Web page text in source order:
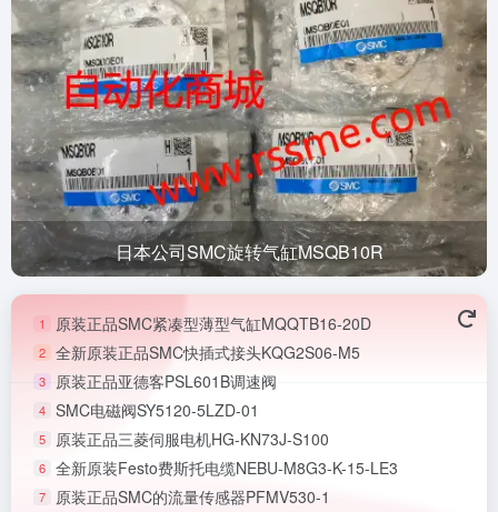
日本公司SMC旋转气缸MSQB10R
1 原装正品SMC紧凑型薄型气缸MQQTB16-20D
2 全新原装正品SMC快插式接头KQG2S06-M5
3 原装正品亚德客PSL601B调速阀
4 SMC电磁阀SY5120-5LZD-01
5 原装正品三菱伺服电机HG-KN73J-S100
6 全新原装Festo费斯托电缆NEBU-M8G3-K-15-LE3
7 原装正品SMC的流量传感器PFMV530-1